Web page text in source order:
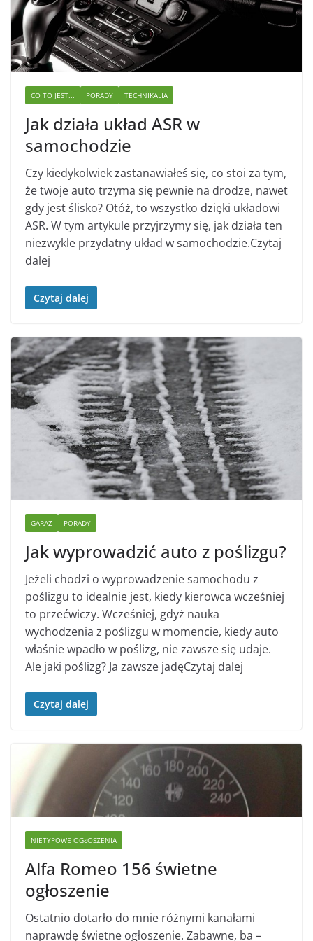
CO TO JEST... PORADY TECHNIKALIA
Jak działa układ ASR w
samochodzie
Czy kiedykolwiek zastanawiałeś się, co stoi za tym,
że twoje auto trzyma się pewnie na drodze, nawet
gdy jest ślisko? Otóż, to wszystko dzięki układowi
ASR. W tym artykule przyjrzymy się, jak działa ten
niezwykle przydatny układ w samochodzie.Czytaj
dalej
Czytaj dalej
GARAŻ PORADY
Jak wyprowadzić auto z poślizgu?
Jeżeli chodzi o wyprowadzenie samochodu z
poślizgu to idealnie jest, kiedy kierowca wcześniej
to przećwiczy. Wcześniej, gdyż nauka
wychodzenia z poślizgu w momencie, kiedy auto
właśnie wpadło w poślizg, nie zawsze się udaje.
Ale jaki poślizg? Ja zawsze jadęCzytaj dalej
Czytaj dalej
NIETYPOWE OGŁOSZENIA
Alfa Romeo 156 świetne
ogłoszenie
Ostatnio dotarło do mnie różnymi kanałami
naprawdę świetne ogłoszenie. Zabawne, ba –